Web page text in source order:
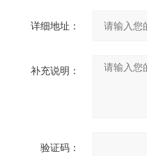
详细地址：
补充说明：
验证码：